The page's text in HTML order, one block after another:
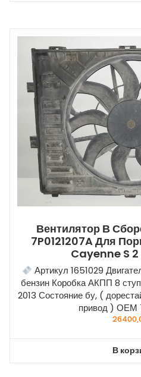
Вентилятор В
7P0121207A Для
Cayenne S
Артикул 1651029
бензин Коробка АКПП 8
2013 Состояние бу, (
привод ) ОЕМ
В